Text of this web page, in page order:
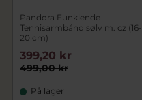
Pandora Funklende
Tennisarmbånd sølv m. cz (16-
20 cm)
499,00 kr
399,20 kr
På lager